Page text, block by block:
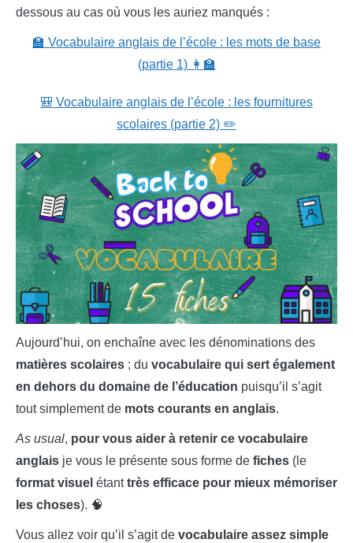
dessous au cas où vous les auriez manqués :
🏫 Vocabulaire anglais de l’école : les mots de base
(partie 1) 👩‍🏫
🎒 Vocabulaire anglais de l’école : les fournitures
scolaires (partie 2) ✏️
Aujourd’hui, on enchaîne avec les dénominations des
matières scolaires ; du vocabulaire qui sert également
en dehors du domaine de l’éducation puisqu’il s’agit
tout simplement de mots courants en anglais.
As usual, pour vous aider à retenir ce vocabulaire
anglais je vous le présente sous forme de fiches (le
format visuel étanttrès efficace pour mieux mémoriser
les choses). 🧠
Vous allez voir qu’il s’agit de vocabulaire assez simple